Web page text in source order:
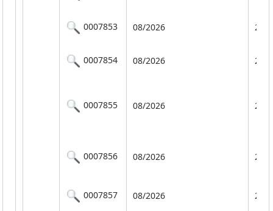
0007853 08/2026
0007854 08/2026
0007855 08/2026
0007856 08/2026
0007857 08/2026